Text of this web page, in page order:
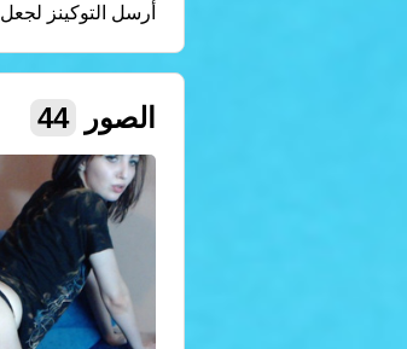
أرسل التوكينز لجعل
الصور 44